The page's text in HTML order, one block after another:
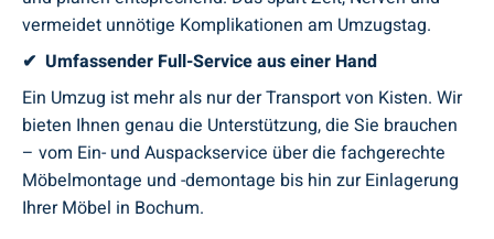
vermeidet unnötige Komplikationen am Umzugstag.
✔ Umfassender Full-Service aus einer Hand
Ein Umzug ist mehr als nur der Transport von Kisten. Wir
bieten Ihnen genau die Unterstützung, die Sie brauchen
– vom Ein- und Auspackservice über die fachgerechte
Möbelmontage und -demontage bis hin zur Einlagerung
Ihrer Möbel in Bochum.